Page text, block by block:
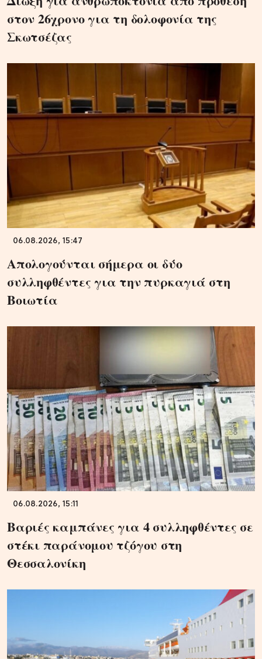
στον 26χρονο για τη δολοφονία της
Σκωτσέζας
06.08.2026, 15:47
Απολογούνται σήμερα οι δύο
συλληφθέντες για την πυρκαγιά στη
Βοιωτία
06.08.2026, 15:11
Βαριές καμπάνες για 4 συλληφθέντες σε
στέκι παράνομου τζόγου στη
Θεσσαλονίκη